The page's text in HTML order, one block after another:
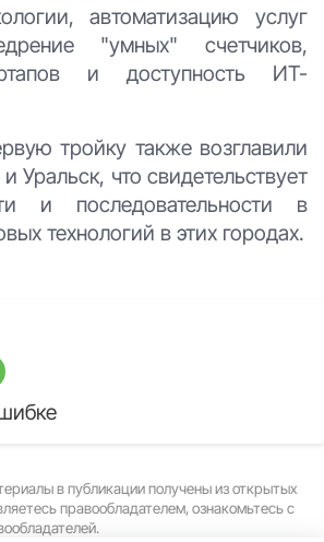
автоматизацию услуг
"умных" счетчиков,
и доступность ИТ-
тройку также возглавили
Уральск, что свидетельствует
и последовательности в
технологий в этих городах.
в публикации получены из открытых
правообладателем, ознакомьтесь с